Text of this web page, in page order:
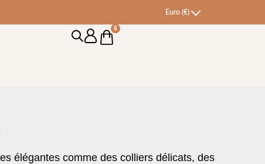
Euro (€)
0Cart
élégantes comme des colliers délicats, des